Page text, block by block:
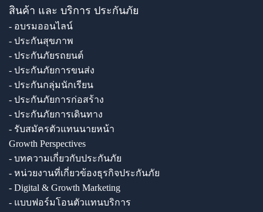
สินค้า และ บริการ ประกันภัย
- อบรมออนไลน์
- ประกันสุขภาพ
- ประกันภัยรถยนต์
- ประกันภัยการขนส่ง
- ประกันกลุ่มนักเรียน
- ประกันภัยการก่อสร้าง
- ประกันภัยการเดินทาง
- รับสมัครตัวแทนนายหน้า
Growth Perspectives
- บทความเกี่ยวกับประกันภัย
- หน่วยงานที่เกี่ยวข้องธุรกิจประกันภัย
- Digital & Growth Marketing
- แบบฟอร์มโอนตัวแทนบริการ